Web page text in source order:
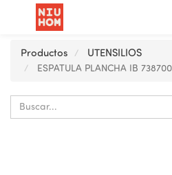
Productos
UTENSILIOS
ESPATULA PLANCHA IB 738700